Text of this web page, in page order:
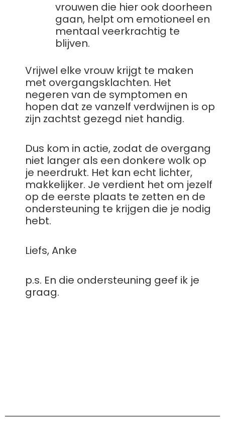
vrouwen die hier ook doorheen
gaan, helpt om emotioneel en
mentaal veerkrachtig te
blijven.
Vrijwel elke vrouw krijgt te maken
met overgangsklachten. Het
negeren van de symptomen en
hopen dat ze vanzelf verdwijnen is op
zijn zachtst gezegd niet handig.
Dus kom in actie, zodat de overgang
niet langer als een donkere wolk op
je neerdrukt. Het kan echt lichter,
makkelijker. Je verdient het om jezelf
op de eerste plaats te zetten en de
ondersteuning te krijgen die je nodig
hebt.
Liefs, Anke
p.s. En die ondersteuning geef ik je
graag.